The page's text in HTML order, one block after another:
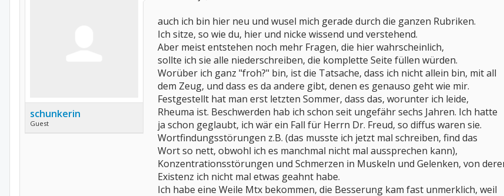
schunkerin
Guest
auch ich bin hier neu und wusel mich gerade durch die ganzen Rubriken.
Ich sitze, so wie du, hier und nicke wissend und verstehend.
Aber meist entstehen noch mehr Fragen, die hier wahrscheinlich,
sollte ich sie alle niederschreiben, die komplette Seite füllen würden.
Worüber ich ganz "froh?" bin, ist die Tatsache, dass ich nicht allein bin, mit all
dem Zeug, und dass es da andere gibt, denen es genauso geht wie mir.
Festgestellt hat man erst letzten Sommer, dass das, worunter ich leide,
Rheuma ist. Beschwerden hab ich schon seit ungefähr sechs Jahren. Ich hatte
ja schon geglaubt, ich wär ein Fall für Herrn Dr. Freud, so diffus waren sie.
Wortfindungsstörungen z.B. (das musste ich jetzt mal schreiben, find das
Wort so nett, obwohl ich es manchmal nicht mal aussprechen kann),
Konzentrationsstörungen und Schmerzen in Muskeln und Gelenken, von
Existenz ich nicht mal etwas geahnt habe.
Ich habe eine Weile Mtx bekommen, die Besserung kam fast unmerklich, weil